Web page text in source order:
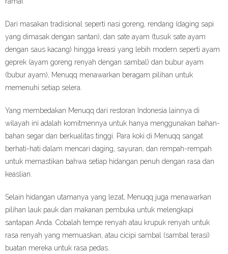
Dari masakan tradisional seperti nasi goreng, rendang (daging sapi
yang dimasak dengan santan), dan sate ayam (tusuk sate ayam
dengan saus kacang) hingga kreasi yang lebih modern seperti ayam
geprek (ayam goreng renyah dengan sambal) dan bubur ayam
(bubur ayam), Menuqq menawarkan beragam pilihan untuk
memenuhi setiap selera.
Yang membedakan Menuqq dari restoran Indonesia lainnya di
wilayah ini adalah komitmennya untuk hanya menggunakan bahan-
bahan segar dan berkualitas tinggi. Para koki di Menuqq sangat
berhati-hati dalam mencari daging, sayuran, dan rempah-rempah
untuk memastikan bahwa setiap hidangan penuh dengan rasa dan
keaslian.
Selain hidangan utamanya yang lezat, Menuqq juga menawarkan
pilihan lauk pauk dan makanan pembuka untuk melengkapi
santapan Anda. Cobalah tempe renyah atau krupuk renyah untuk
rasa renyah yang memuaskan, atau cicipi sambal (sambal terasi)
buatan mereka untuk rasa pedas.